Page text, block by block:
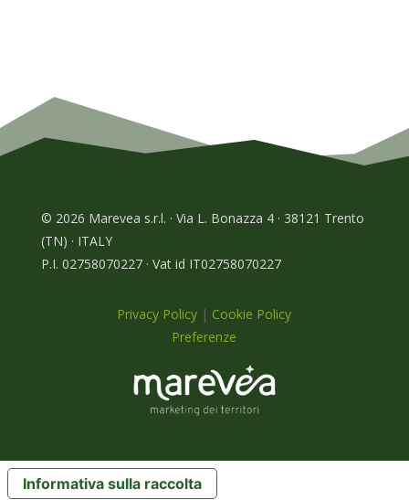
© 2026 Marevea s.r.l. · Via L. Bonazza 4 · 38121 Trento
(TN) · ITALY
P.I. 02758070227 · Vat id IT02758070227
Privacy Policy | Cookie Policy
Preferenze
Informativa sulla raccolta